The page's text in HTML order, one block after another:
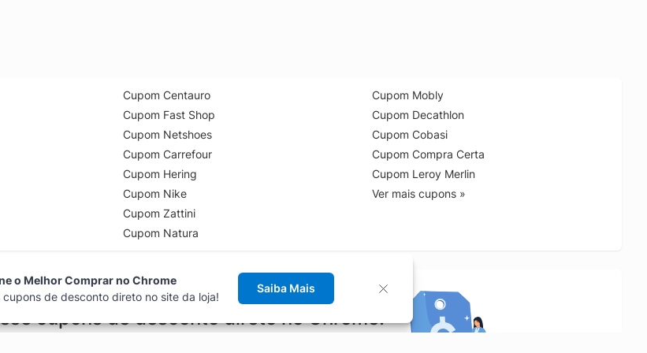
Cupom Centauro
Cupom Fast Shop
Cupom Netshoes
Cupom Carrefour
Cupom Hering
Cupom Nike
Cupom Zattini
Cupom Natura
Cupom Mobly
Cupom Decathlon
Cupom Cobasi
Cupom Compra Certa
Cupom Leroy Merlin
Ver mais cupons »
cupons de desconto direto no Chrome!
o Melhor Comprar no Chrome
cupons de desconto direto no site da loja!
Saiba Mais